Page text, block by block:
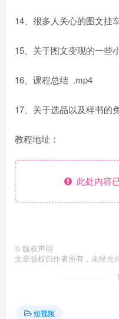
14、很多人关心的图文挂
15、关于图文变现的一些
16、课程总结 .mp4
17、关于选品以及样书的
教程地址：
此处内容
© 版权声明
文章版权归作者所有，未经允
短视频